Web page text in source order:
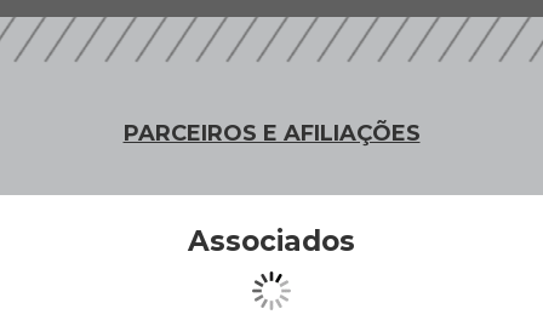
PARCEIROS E AFILIAÇÕES
Associados